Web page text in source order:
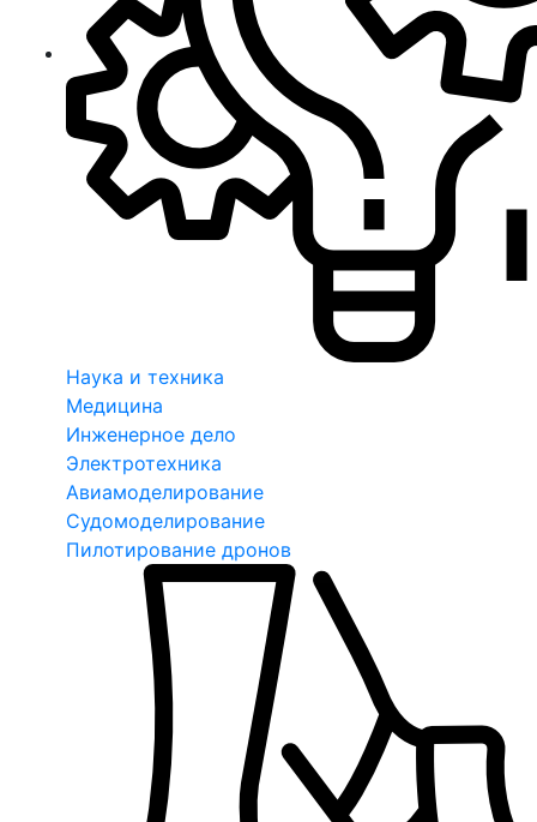
Наука и техника
Медицина
Инженерное дело
Электротехника
Авиамоделирование
Судомоделирование
Пилотирование дронов